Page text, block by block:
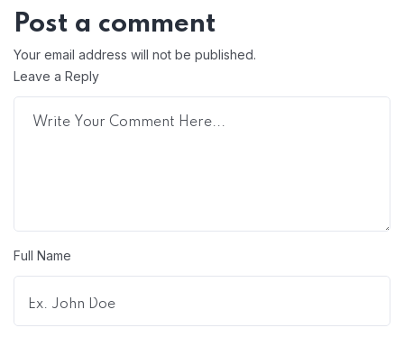
Post a comment
Your email address will not be published.
Leave a Reply
Full Name